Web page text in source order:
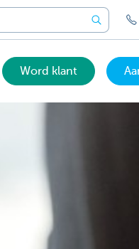
Word klant